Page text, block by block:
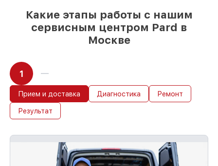
Какие этапы работы с нашим
сервисным центром Pard в
Москве
1
Прием и доставка Диагностика Ремонт
Результат